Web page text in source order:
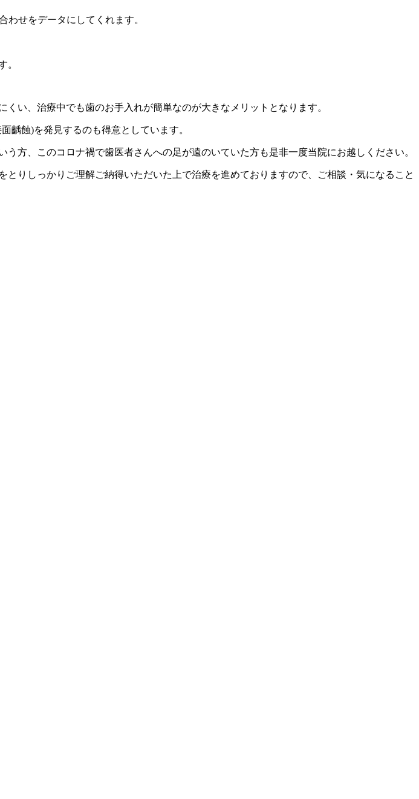
わせをデータにしてくれます。
。
い、治療中でも歯のお手入れが簡単なのが大きなメリットとなります。
齲蝕)を発見するのも得意としています。
方、このコロナ禍で歯医者さんへの足が遠のいていた方も是非一度当院にお越しください。
りしっかりご理解ご納得いただいた上で治療を進めておりますので、ご相談・気になること